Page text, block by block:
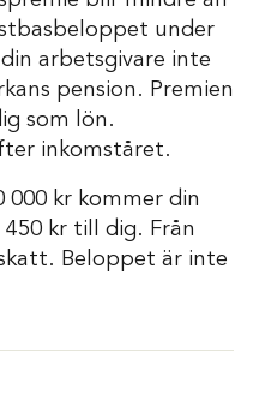
under
arbetsgivare inte
pension. Premien
som lön.
inkomståret.
kr kommer din
kr till dig. Från
Beloppet är inte